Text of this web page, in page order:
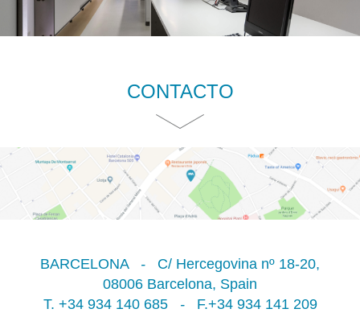
CONTACTO
BARCELONA -
C/ Hercegovina nº 18-20,
08006 Barcelona, Spain
T. +34 934 140 685
-
F.+34 934 141 209